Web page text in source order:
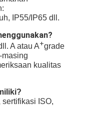
IP55/IP65 dll.
A atau A+grade
masing
kualitas
ISO,